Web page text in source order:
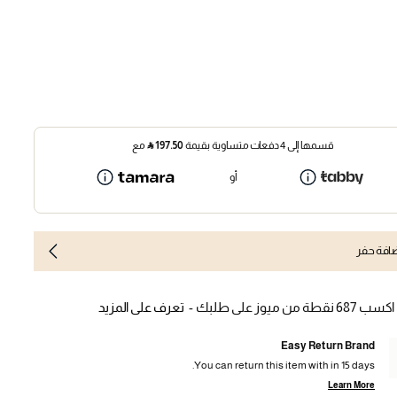
قسمها إلى 4 دفعات متساوية بقيمة 197.50
⃁ مع
أو
حفر
اكسب 687 نقطة من ميوز على طلبك - تعرف على المزيد
Easy Return Brand
You can return this item with in 15 days.
Learn More